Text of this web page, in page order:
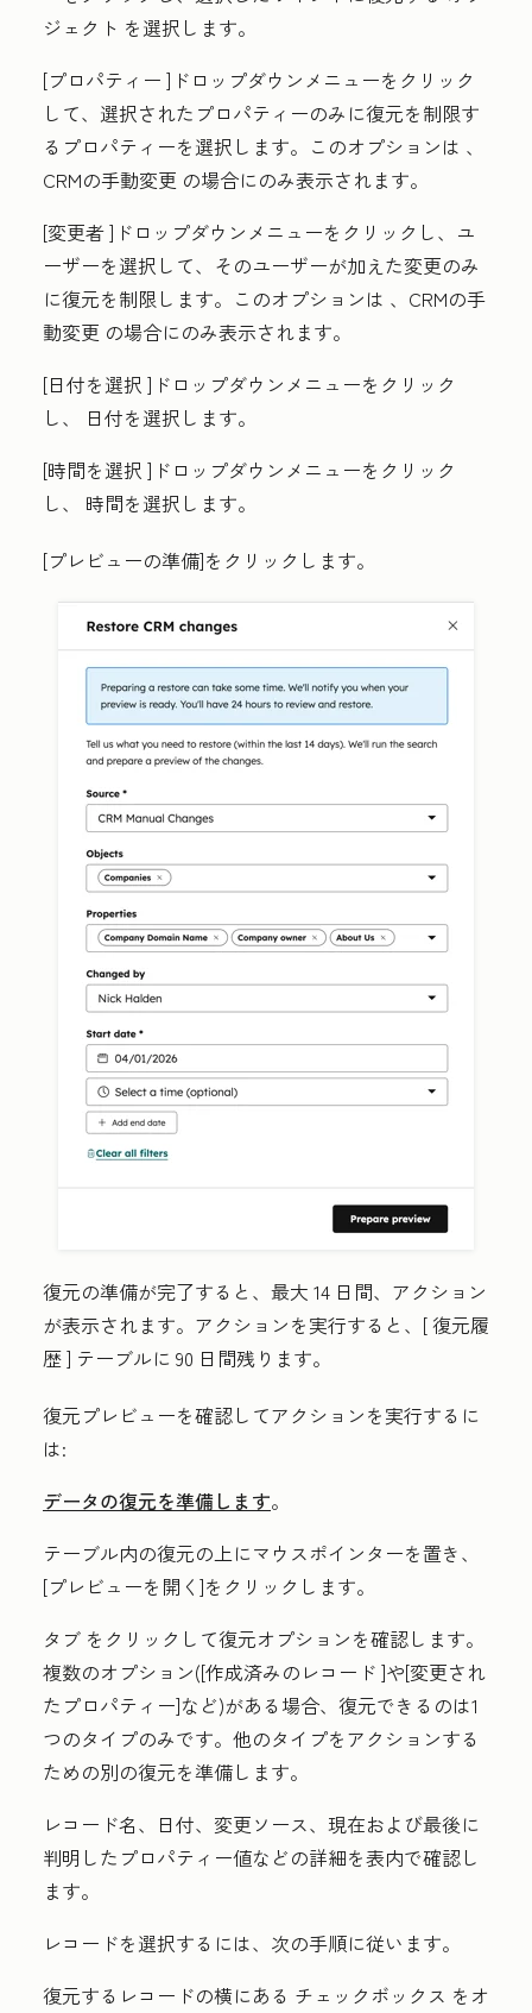
ジェクト を選択します。
[プロパティー ]ドロップダウンメニューをクリック
して、選択されたプロパティーのみに復元を制限す
るプロパティーを選択します。このオプションは 、
CRMの手動変更 の場合にのみ表示されます。
[変更者]ドロップダウンメニューをクリックし、ユ
ーザーを選択して、そのユーザーが加えた変更のみ
に復元を制限します。このオプションは 、CRMの手
動変更 の場合にのみ表示されます。
[日付を選択 ]ドロップダウンメニューをクリック
し、
日付を選択します。
[時間を選択 ]ドロップダウンメニューをクリック
し、 時間を選択します。
[プレビューの準備]をクリックします。
復元の準備が完了すると、最大 14 日間、アクション
が表示されます。アクションを実行すると、[復元履
歴] テーブルに 90 日間残ります。
復元プレビューを確認してアクションを実行するに
は:
データの復元を準備します。
テーブル内の復元の上にマウスポインターを置き、
[プレビューを開く ]をクリックします。
タブ をクリックして復元オプションを確認します。
複数のオプション([作成済みのレコード ]や[変更され
たプロパティー]など)がある場合、復元できるのは1
つのタイプのみです。他のタイプをアクションする
ための別の復元を準備します。
レコード名、日付、変更ソース、現在および最後に
判明したプロパティー値などの詳細を表内で確認し
ます。
レコードを選択するには、次の手順に従います。
復元するレコードの横にある チェックボックス をオ